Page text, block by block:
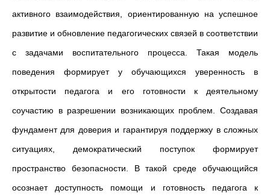
активного взаимодействия, ориентированную на успешное
развитие и обновление педагогических связей в соответствии
с задачами воспитательного процесса. Такая модель
поведения формирует у обучающихся уверенность в
открытости педагога и его готовности к деятельному
соучастию в разрешении возникающих проблем. Создавая
фундамент для доверия и гарантируя поддержку в сложных
ситуациях, демократический поступок формирует
пространство безопасности. В такой среде обучающийся
осознает доступность помощи и готовность педагога к